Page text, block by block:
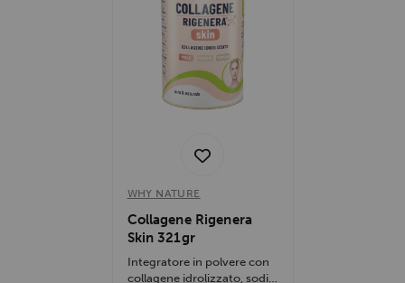
WHY NATURE
Collagene Rigenera
Skin 321gr
Integratore in polvere con
collagene idrolizzato, sodio